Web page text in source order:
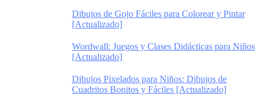
Dibujos de Gojo Fáciles para Colorear y Pintar
[Actualizado]
Wordwall: Juegos y Clases Didácticas para Niños
[Actualizado]
Dibujos Pixelados para Niños: Dibujos de
Cuadritos Bonitos y Fáciles [Actualizado]